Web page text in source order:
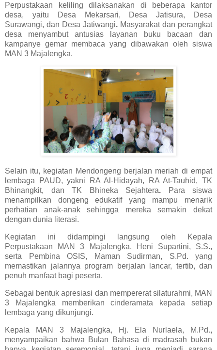
Perpustakaan keliling dilaksanakan di beberapa kantor
desa, yaitu
Desa Mekarsari, Desa Jatisura, Desa
Surawangi, dan Desa Jatiwangi. Masyarakat dan perangkat
desa menyambut antusias layanan buku bacaan dan
kampanye gemar membaca yang dibawakan oleh siswa
MAN 3 Majalengka.
Selain itu, kegiatan Mendongeng berjalan meriah di empat
lembaga PAUD, yakni
RA Al-Hidayah, RA At-Tauhid, TK
Bhinangkit, dan TK Bhineka Sejahtera.
Para siswa
menampilkan dongeng edukatif yang mampu menarik
perhatian anak-anak sehingga mereka semakin dekat
dengan dunia literasi.
Kegiatan ini didampingi langsung oleh
Kepala
Perpustakaan MAN 3 Majalengka, Heni Supartini, S.S.,
serta Pembina OSIS, Maman Sudirman, S.Pd.
yang
memastikan jalannya program berjalan lancar, tertib, dan
penuh manfaat bagi peserta.
Sebagai bentuk apresiasi dan mempererat silaturahmi, MAN
3 Majalengka memberikancinderamata kepada setiap
lembaga yang dikunjungi.
Kepala MAN 3 Majalengka, Hj. Ela Nurlaela, M.Pd.,
menyampaikan bahwa Bulan Bahasa di madrasah bukan